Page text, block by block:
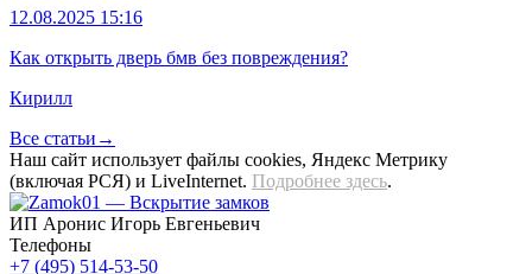
12.08.2025 15:16
Как открыть дверь бмв без повреждения?
Кирилл
Все статьи→
Наш сайт использует файлы cookies, Яндекс Метрику
(включая РСЯ) и LiveInternet. Подробнее здесь.
ИП Аронис Игорь Евгеньевич
Телефоны
+7 (495) 514-53-50